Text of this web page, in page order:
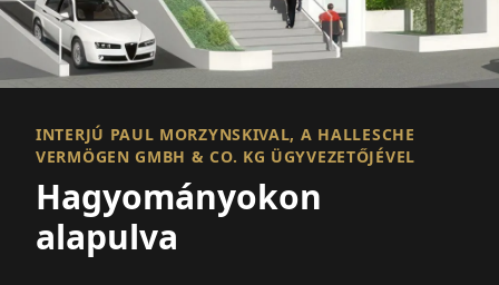
INTERJÚ PAUL MORZYNSKIVAL, A HALLESCHE
VERMÖGEN GMBH & CO. KG ÜGYVEZETŐJÉVEL
Hagyományokon
alapulva